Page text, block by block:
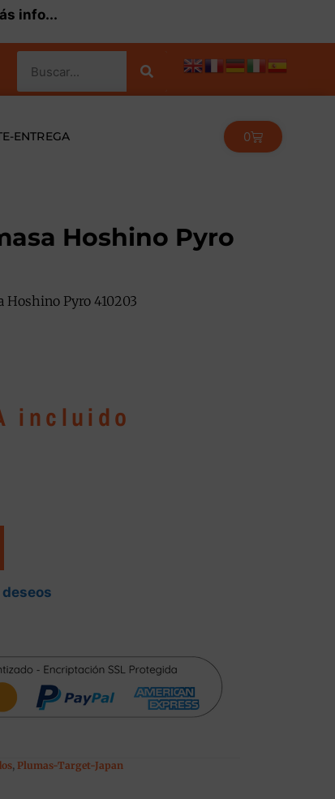
info...
ENTREGA 0
Hoshino Pyro
Pyro 410203
incluido
, Plumas-Target-Japan